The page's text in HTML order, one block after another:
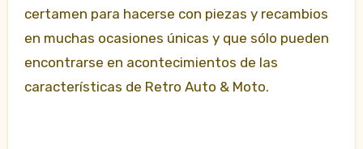
certamen para hacerse con piezas y recambios
en muchas ocasiones únicas y que sólo pueden
encontrarse en acontecimientos de las
características de Retro Auto & Moto.